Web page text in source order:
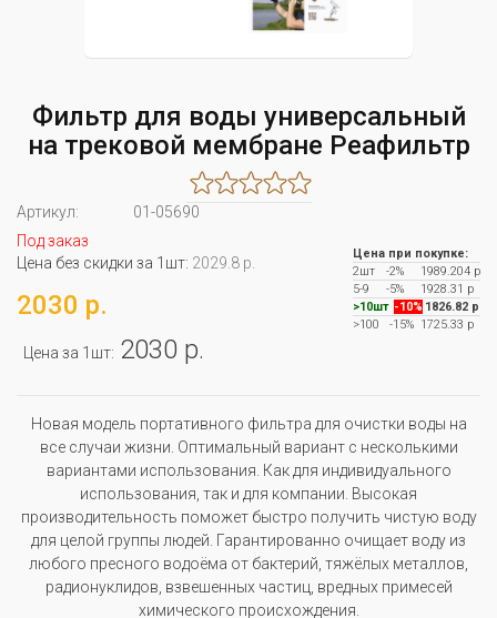
Фильтр для воды универсальный
на трековой мембране Реафильтр
Артикул:
01-05690
Под заказ
Цена без скидки за 1шт: 2029.8 р.
2030 р.
Цена за 1шт: 2030 р.
Цена при покупке:
2шт
-2%
1989.204 р
5-9
-5%
1928.31 р
>10шт -10% 1826.82 р
>100
-15% 1725.33 р
Новая модель портативного фильтра для очистки воды на
все случаи жизни. Оптимальный вариант с несколькими
вариантами использования. Как для индивидуального
использования, так и для компании. Высокая
производительность поможет быстро получить чистую воду
для целой группы людей. Гарантированно очищает воду из
любого пресного водоёма от бактерий, тяжёлых металлов,
радионуклидов, взвешенных частиц, вредных примесей
химического происхождения.